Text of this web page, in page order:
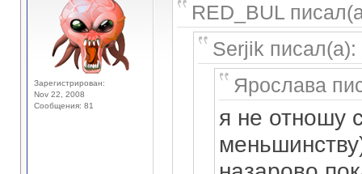
Зарегистрирован:
Nov 22, 2008
Сообщения: 81
RED_BUL
Serjik писал(а):
Ярослава
я не отношу